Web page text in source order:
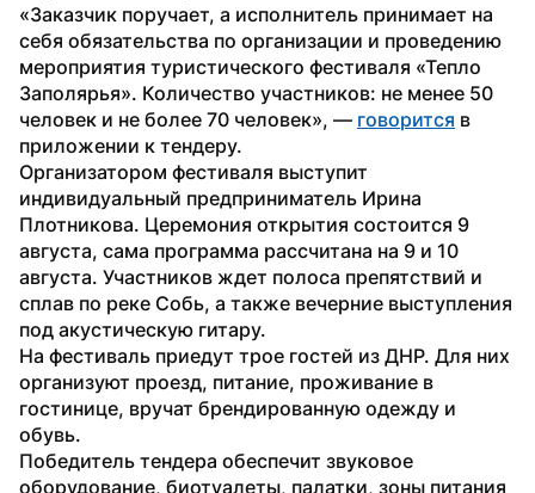
«Заказчик поручает, а исполнитель принимает на
себя обязательства по организации и проведению
мероприятия туристического фестиваля «Тепло
Заполярья». Количество участников: не менее 50
человек и не более 70 человек», — говорится в
приложении к тендеру.
Организатором фестиваля выступит
индивидуальный предприниматель Ирина
Плотникова. Церемония открытия состоится 9
августа, сама программа рассчитана на 9 и 10
августа. Участников ждет полоса препятствий и
сплав по реке Собь, а также вечерние выступления
под акустическую гитару.
На фестиваль приедут трое гостей из ДНР. Для них
организуют проезд, питание, проживание в
гостинице, вручат брендированную одежду и
обувь.
Победитель тендера обеспечит звуковое
оборудование, биотуалеты, палатки, зоны питания